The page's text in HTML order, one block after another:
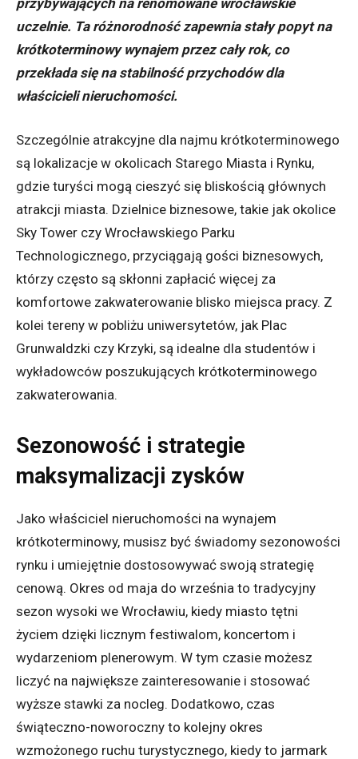
uczelnie. Ta różnorodność zapewnia stały popyt na
krótkoterminowy wynajem przez cały rok, co
przekłada się na stabilność przychodów dla
właścicieli nieruchomości.
Szczególnie atrakcyjne dla najmu krótkoterminowego
są lokalizacje w okolicach Starego Miasta i Rynku,
gdzie turyści mogą cieszyć się bliskością głównych
atrakcji miasta. Dzielnice biznesowe, takie jak okolice
Sky Tower czy Wrocławskiego Parku
Technologicznego, przyciągają gości biznesowych,
którzy często są skłonni zapłacić więcej za
komfortowe zakwaterowanie blisko miejsca pracy. Z
kolei tereny w pobliżu uniwersytetów, jak Plac
Grunwaldzki czy Krzyki, są idealne dla studentów i
wykładowców poszukujących krótkoterminowego
zakwaterowania.
Sezonowość i strategie
maksymalizacji zysków
Jako właściciel nieruchomości na wynajem
krótkoterminowy, musisz być świadomy sezonowości
rynku i umiejętnie dostosowywać swoją strategię
cenową. Okres od maja do września to tradycyjny
sezon wysoki we Wrocławiu, kiedy miasto tętni
życiem dzięki licznym festiwalom, koncertom i
wydarzeniom plenerowym. W tym czasie możesz
liczyć na największe zainteresowanie i stosować
wyższe stawki za nocleg. Dodatkowo, czas
świąteczno-noworoczny to kolejny okres
wzmożonego ruchu turystycznego, kiedy to jarmark